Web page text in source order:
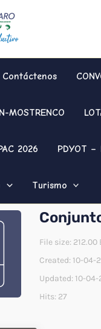
Contáctenos
MOSTRENCO
2026 PDYOT –
Turismo
File size: 212.00
Created: 10-04-
Updated: 10-
Hits: 27